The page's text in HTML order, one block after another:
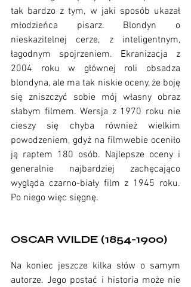
tak bardzo z tym, w jaki sposób ukazał
młodzieńca pisarz. Blondyn o
nieskazitelnej cerze, z inteligentnym,
łagodnym spojrzeniem. Ekranizacja z
2004 roku w głównej roli obsadza
blondyna, ale ma tak niskie oceny, że boję
się zniszczyć sobie mój własny obraz
słabym filmem. Wersja z 1970 roku nie
cieszy się chyba również wielkim
powodzeniem, gdyż na filmwebie oceniło
ją raptem 180 osób. Najlepsze oceny i
generalnie najbardziej zachęcająco
wygląda czarno-biały film z 1945 roku.
Po niego więc sięgnę.
OSCAR WILDE (1854-1900)
Na koniec jeszcze kilka słów o samym
autorze. Jego postać i historia może nie